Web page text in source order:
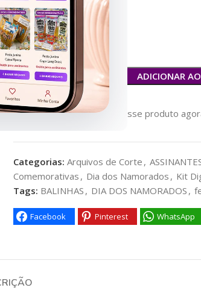
Resolução: 300dpi
ADICIONAR
33 Pessoas vendo esse produto
Categorias: Arquivos de Corte ,
Comemorativas , Dia dos Namorados , Kit
Tags: BALINHAS , DIA DOS NAMORADOS ,
Facebook Pinterest WhatsApp